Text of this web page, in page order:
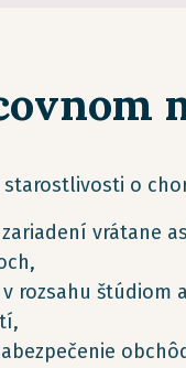
o
vrátane
rozsahu štúdiom